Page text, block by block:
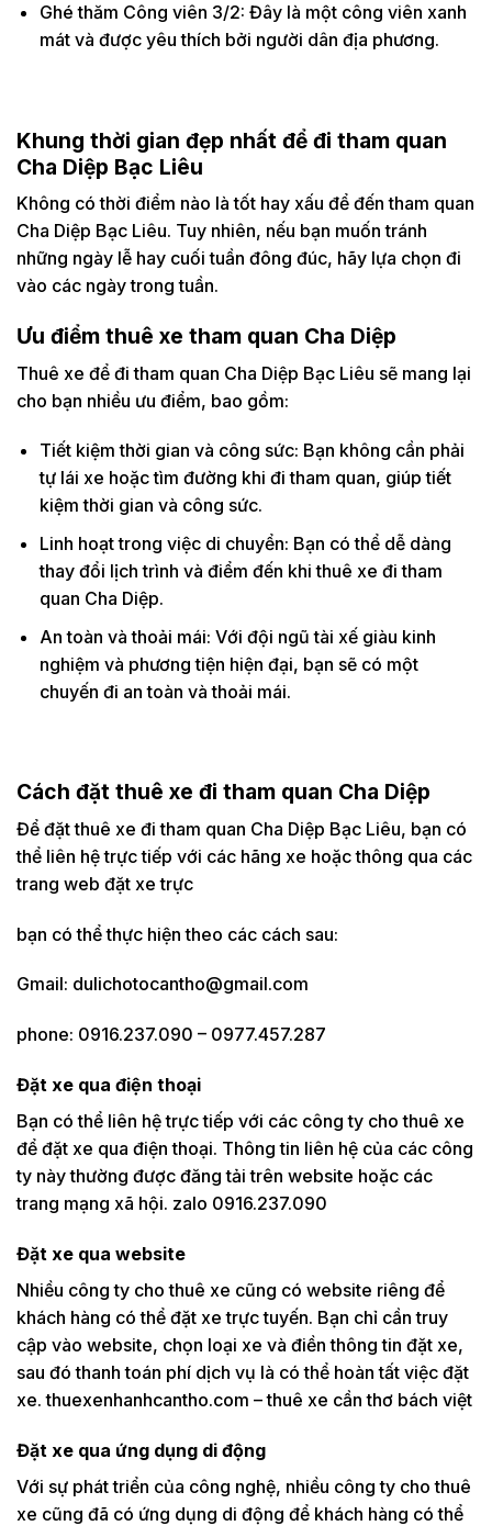
Ghé thăm Công viên 3/2: Đây là một công viên xanh
mát và được yêu thích bởi người dân địa phương.
Khung thời gian đẹp nhất để đi tham quan
Cha Diệp Bạc Liêu
Không có thời điểm nào là tốt hay xấu để đến tham quan
Cha Diệp Bạc Liêu. Tuy nhiên, nếu bạn muốn tránh
những ngày lễ hay cuối tuần đông đúc, hãy lựa chọn đi
vào các ngày trong tuần.
Ưu điểm thuê xe tham quan Cha Diệp
Thuê xe để đi tham quan Cha Diệp Bạc Liêu sẽ mang lại
cho bạn nhiều ưu điểm, bao gồm:
Tiết kiệm thời gian và công sức: Bạn không cần phải
tự lái xe hoặc tìm đường khi đi tham quan, giúp tiết
kiệm thời gian và công sức.
Linh hoạt trong việc di chuyển: Bạn có thể dễ dàng
thay đổi lịch trình và điểm đến khi thuê xe đi tham
quan Cha Diệp.
An toàn và thoải mái: Với đội ngũ tài xế giàu kinh
nghiệm và phương tiện hiện đại, bạn sẽ có một
chuyến đi an toàn và thoải mái.
Cách đặt thuê xe đi tham quan Cha Diệp
Để đặt thuê xe đi tham quan Cha Diệp Bạc Liêu, bạn có
thể liên hệ trực tiếp với các hãng xe hoặc thông qua các
trang web đặt xe trực
bạn có thể thực hiện theo các cách sau:
Gmail: dulichotocantho@gmail.com
phone: 0916.237.090 – 0977.457.287
Đặt xe qua điện thoại
Bạn có thể liên hệ trực tiếp với các công ty cho thuê xe
để đặt xe qua điện thoại. Thông tin liên hệ của các công
ty này thường được đăng tải trên website hoặc các
trang mạng xã hội. zalo 0916.237.090
Đặt xe qua website
Nhiều công ty cho thuê xe cũng có website riêng để
khách hàng có thể đặt xe trực tuyến. Bạn chỉ cần truy
cập vào website, chọn loại xe và điền thông tin đặt xe,
sau đó thanh toán phí dịch vụ là có thể hoàn tất việc đặt
xe. thuexenhanhcantho.com – thuê xe cần thơ bách việt
Đặt xe qua ứng dụng di động
Với sự phát triển của công nghệ, nhiều công ty cho thuê
xe cũng đã có ứng dụng di động để khách hàng có thể